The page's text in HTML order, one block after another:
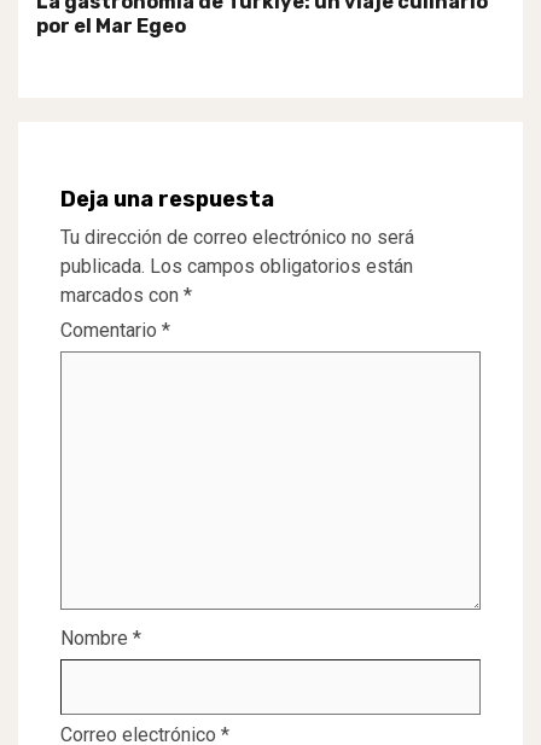
por el Mar Egeo
Deja una respuesta
Tu dirección de correo electrónico no será
publicada. Los campos obligatorios están
marcados con *
Comentario *
Nombre *
Correo electrónico *